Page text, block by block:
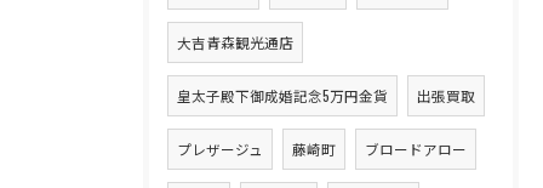
大吉青森観光通店
皇太子殿下御成婚記念5万円金貨 出張買取
プレザージュ 藤崎町 ブロードアロー